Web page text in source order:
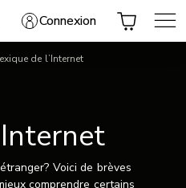
Connexion
de l’Internet
Voici de brèves
comprendre certains